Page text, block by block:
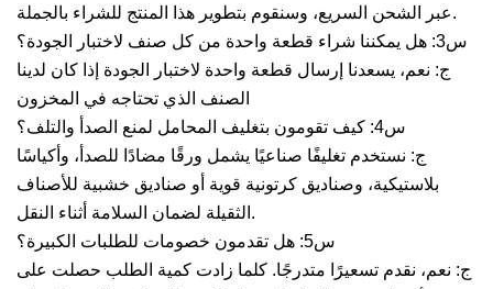
عبر الشحن السريع، وسنقوم بتطوير هذا المنتج للشراء بالجملة.
س3: هل يمكننا شراء قطعة واحدة من كل صنف لاختبار الجودة؟
ج: نعم، يسعدنا إرسال قطعة واحدة لاختبار الجودة إذا كان لدينا
الصنف الذي تحتاجه في المخزون
س4: كيف تقومون بتغليف المحامل لمنع الصدأ والتلف؟
ج: نستخدم تغليفًا صناعيًا يشمل ورقًا مضادًا للصدأ، وأكياسًا
بلاستيكية، وصناديق كرتونية قوية أو صناديق خشبية للأصناف
الثقيلة لضمان السلامة أثناء النقل.
س5: هل تقدمون خصومات للطلبات الكبيرة؟
ج: نعم، نقدم تسعيرًا متدرجًا. كلما زادت كمية الطلب حصلت على